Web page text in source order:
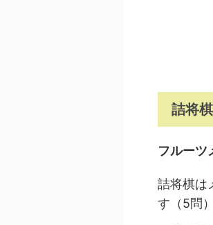
詰将
フルーツ
詰将棋は
す（5問）